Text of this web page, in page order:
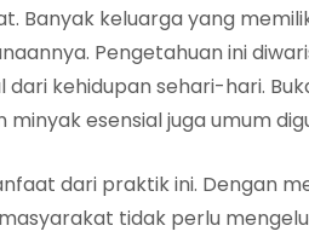
Banyak keluarga yang
Pengetahuan ini
kehidupan sehari-hari.
esensial juga umum
dari praktik ini. Dengan
tidak perlu